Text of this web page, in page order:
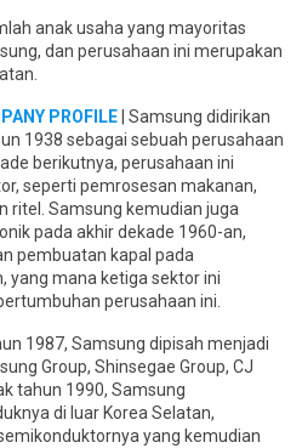
anak usaha yang mayoritas
dan perusahaan ini merupakan
PROFILE | Samsung didirikan
1938 sebagai sebuah perusahaan
berikutnya, perusahaan ini
seperti pemrosesan makanan,
ritel. Samsung kemudian juga
pada akhir dekade 1960-an,
pembuatan kapal pada
yang mana ketiga sektor ini
perusahaan ini.
1987, Samsung dipisah menjadi
Group, Shinsegae Group, CJ
tahun 1990, Samsung
di luar Korea Selatan,
yang kemudian